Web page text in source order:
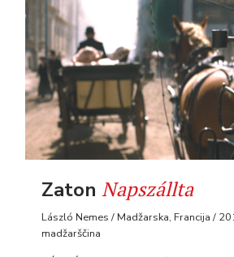
Zaton Napszállta
László Nemes / Madžarska, Francija /
madžarščina